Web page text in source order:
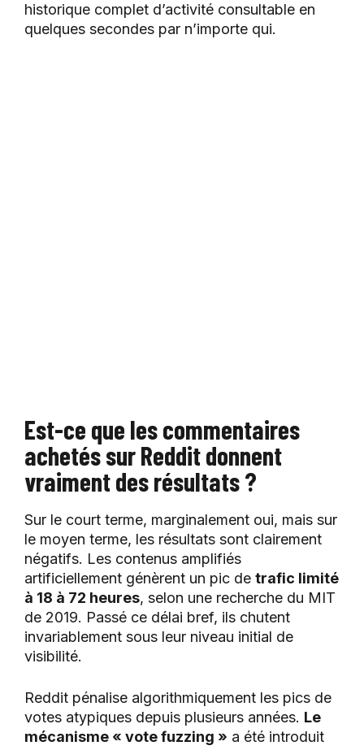
historique complet d’activité consultable en
quelques secondes par n’importe qui.
Est-ce que les commentaires
achetés sur Reddit donnent
vraiment des résultats ?
Sur le court terme, marginalement oui, mais sur
le moyen terme, les résultats sont clairement
négatifs. Les contenus amplifiés
artificiellement génèrent un pic de trafic limité
à 18 à 72 heures, selon une recherche du MIT
de 2019. Passé ce délai bref, ils chutent
invariablement sous leur niveau initial de
visibilité.
Reddit pénalise algorithmiquement les pics de
votes atypiques depuis plusieurs années. Le
mécanisme « vote fuzzing » a été introduit